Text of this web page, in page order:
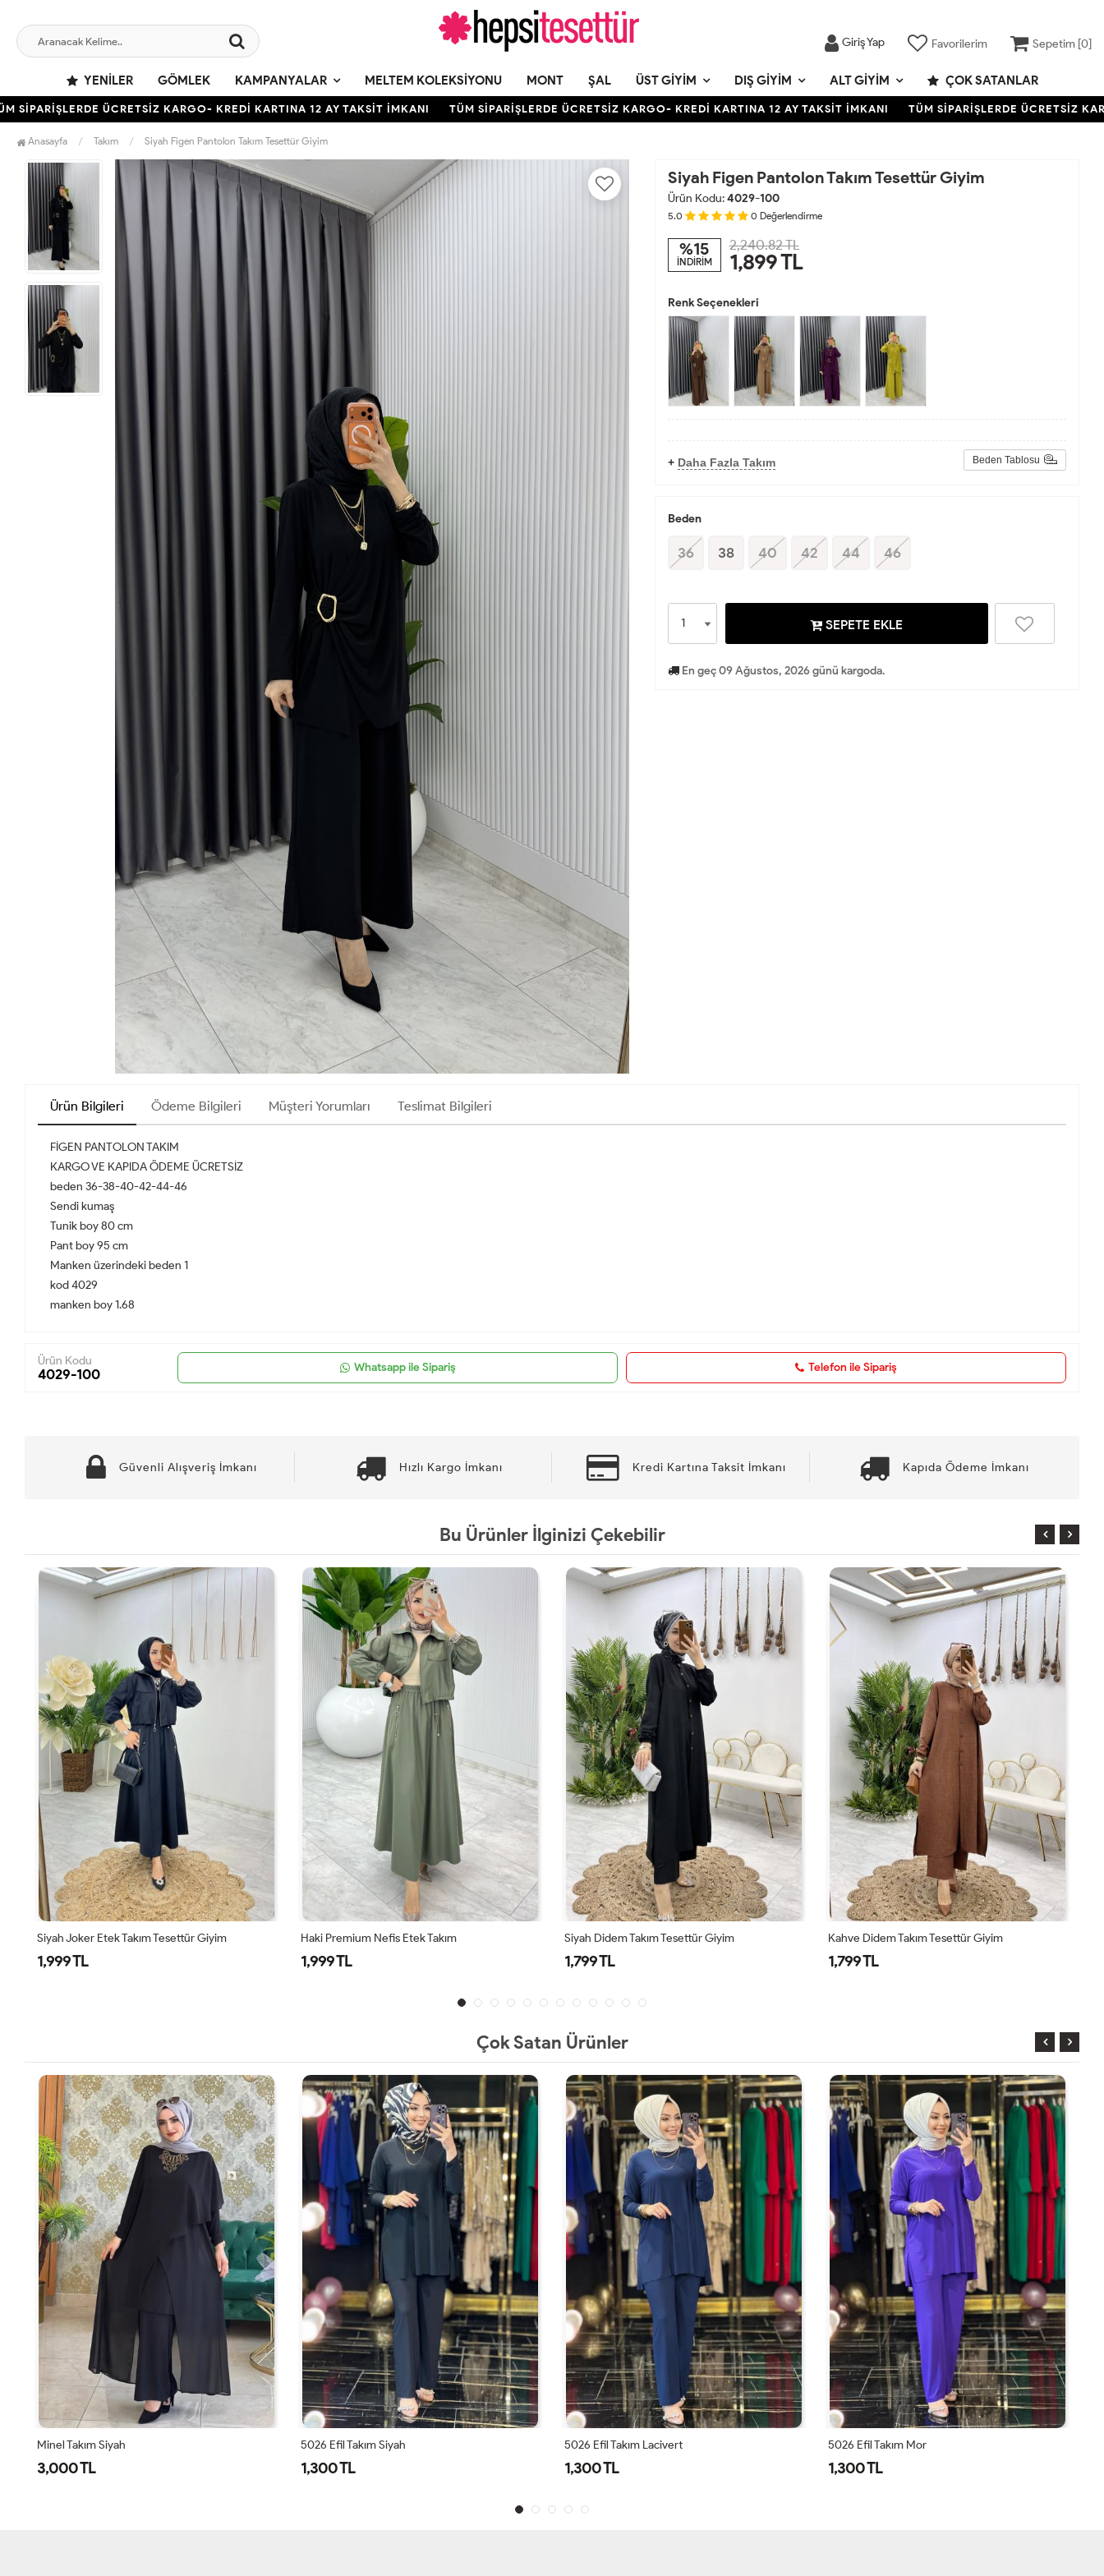
Giriş Yap Favorilerim Sepetim [0]
YENILER GÖMLEK KAMPANYALAR MELTEM KOLEKSIYONU MONT ŞAL ÜST GIYIM DIŞ GIYIM ALT GIYIM ÇOK SATANLAR
ÜCRETSİZ KARGO- KREDİ KARTINA 12 AY TAKSİT İMKANI TÜM SİPARİŞLERDE ÜCRETSİZ KARGO- KREDİ KARTINA 12 AY TAKSİT İMKANI TÜM SİPARİŞLERDE ÜCRETSİZ KARGO-
Anasayfa Takım Siyah Figen Pantolon Takım Tesettür Giyim
Siyah Figen Pantolon Takım Tesettür Giyim
Ürün Kodu:4029-100
5.0 0 Değerlendirme
%15
İNDİRİM
2,240.82 TL
1,899TL
Renk Seçenekleri
+ Daha Fazla Takım Beden Tablosu
Beden
36 38 40 42 44 46
SEPETE EKLE
En geç 09 Ağustos, 2026 günü kargoda.
Ürün Bilgileri Ödeme Bilgileri Müşteri Yorumları Teslimat Bilgileri
FİGEN PANTOLON TAKIM
KARGO VE KAPIDA ÖDEME ÜCRETSİZ
beden 36-38-40-42-44-46
Sendi kumaş
Tunik boy 80 cm
Pant boy 95 cm
Manken üzerindeki beden 1
kod 4029
manken boy 1.68
Ürün Kodu
4029-100 Whatsapp ile Sipariş Telefon ile Sipariş
Güvenli Alışveriş İmkanı Hızlı Kargo İmkanı Kredi Kartına Taksit İmkanı Kapıda Ödeme İmkanı
Bu Ürünler İlginizi Çekebilir
Siyah Joker Etek Takım Tesettür Giyim
1,999 TL
Haki Premium Nefis Etek Takım
1,999 TL
Siyah Didem Takım Tesettür Giyim
1,799 TL
Kahve Didem Takım Tesettür Giyim
1,799 TL
Çok Satan Ürünler
Minel Takım Siyah
3,000 TL
5026 Efil Takım Siyah
1,300 TL
5026 Efil Takım Lacivert
1,300 TL
5026 Efil Takım Mor
1,300 TL